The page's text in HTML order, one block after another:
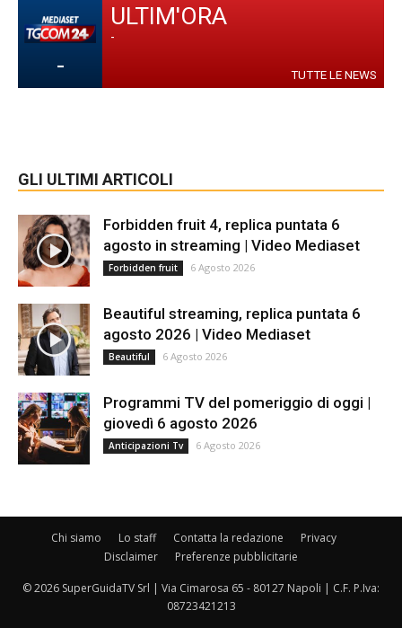
-
ULTIM'ORA
-
TUTTE LE NEWS
GLI ULTIMI ARTICOLI
Forbidden fruit 4, replica puntata 6
agosto in streaming | Video Mediaset
Forbidden fruit 6 Agosto 2026
Beautiful streaming, replica puntata 6
agosto 2026 | Video Mediaset
Beautiful 6 Agosto 2026
Programmi TV del pomeriggio di oggi |
giovedì 6 agosto 2026
Anticipazioni Tv 6 Agosto 2026
Chi siamo Lo staff Contatta la redazione
Privacy
Disclaimer
Preferenze pubblicitarie
© 2026 SuperGuidaTV Srl | Via Cimarosa 65 - 80127 Napoli | C.F. P.Iva:
08723421213